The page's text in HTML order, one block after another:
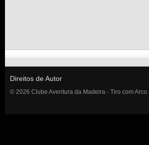
Direitos de Autor
© 2026 Clube Aventura da Madeira - Tiro com Arco.